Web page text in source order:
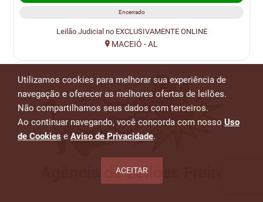
Encerrado
Leilão Judicial no EXCLUSIVAMENTE ONLINE
MACEIÓ - AL
Utilizamos cookies para melhorar sua experiência de
navegação e oferecer as melhores ofertas de leilões.
Não compartilhamos seus dados com terceiros.
Ao continuar navegando, você concorda com nosso Uso
de Cookies e Aviso de Privacidade.
ACEITAR